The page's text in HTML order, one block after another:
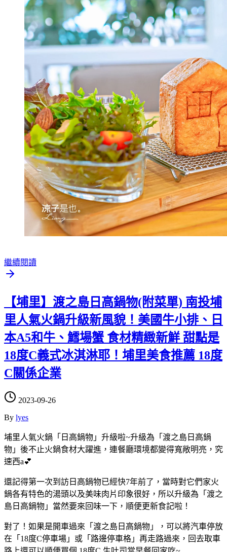
繼續閱讀
【埔里】渡之島日高鍋物(附菜單) 南投埔
里人氣火鍋升級新風貌！美國牛小排、日
本A5和牛、鱈場蟹 食材精緻新鮮 甜點是
18度C義式冰淇淋耶！埔里美食推薦 18度
C關係企業
2023-09-26
By lyes
埔里人氣火鍋「日高鍋物」升級啦~升級為「渡之島日高鍋
物」後不止火鍋食材大躍進，連餐廳環境都變得寬敞明亮，究
速西a💕
還記得第一次到訪日高鍋物已經快7年前了，當時對它們家火
鍋各有特色的湯頭以及美味肉片印象很好，所以升級為「渡之
島日高鍋物」當然要來回味一下，順便更新食記啦！
對了！如果是開車過來「渡之島日高鍋物」，可以將汽車停放
在「18度C停車場」或「路邊停車格」再走路過來，回去取車